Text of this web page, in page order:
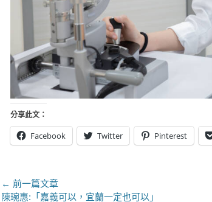
分享此文：
Facebook Twitter Pinterest
文
← 前一篇文章
上
陳琬惠:「嘉義可以，宜蘭一定也可以」